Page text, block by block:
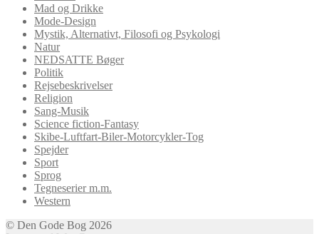
Mad og Drikke
Mode-Design
Mystik, Alternativt, Filosofi og Psykologi
Natur
NEDSATTE Bøger
Politik
Rejsebeskrivelser
Religion
Sang-Musik
Science fiction-Fantasy
Skibe-Luftfart-Biler-Motorcykler-Tog
Spejder
Sport
Sprog
Tegneserier m.m.
Western
© Den Gode Bog 2026